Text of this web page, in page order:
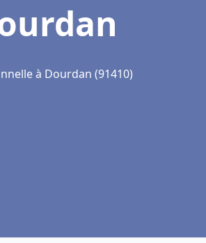
à Dourdan (91410)